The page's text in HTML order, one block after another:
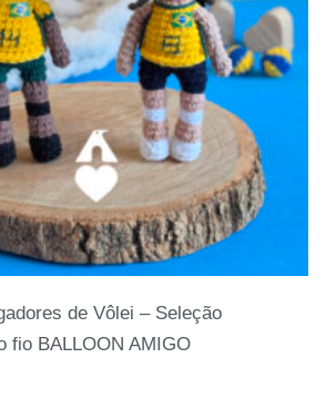
de Vôlei – Seleção
fio BALLOON AMIGO